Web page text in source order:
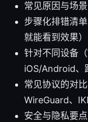
常见原因与场
步骤化排错清
就能看到效果）
针对不同设备
iOS/Android、
常见协议的对
WireGuard、
安全与隐私要